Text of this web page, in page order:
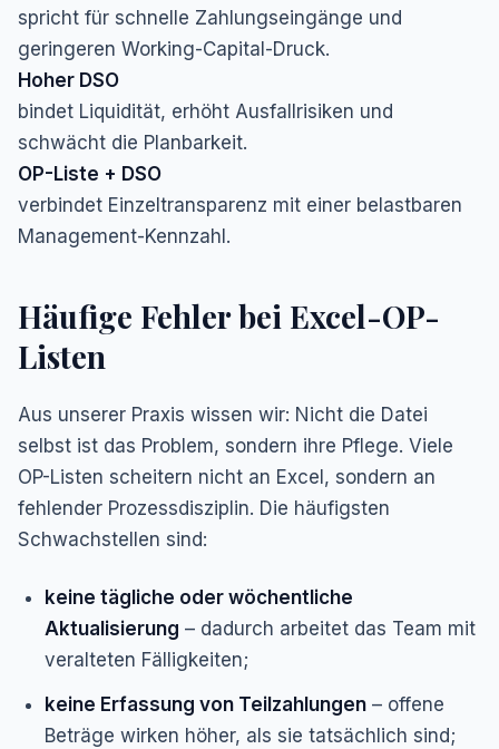
spricht für schnelle Zahlungseingänge und
geringeren Working-Capital-Druck.
Hoher DSO
bindet Liquidität, erhöht Ausfallrisiken und
schwächt die Planbarkeit.
OP-Liste + DSO
verbindet Einzeltransparenz mit einer belastbaren
Management-Kennzahl.
Häufige Fehler bei Excel-OP-
Listen
Aus unserer Praxis wissen wir: Nicht die Datei
selbst ist das Problem, sondern ihre Pflege. Viele
OP-Listen scheitern nicht an Excel, sondern an
fehlender Prozessdisziplin. Die häufigsten
Schwachstellen sind:
keine tägliche oder wöchentliche
Aktualisierung – dadurch arbeitet das Team mit
veralteten Fälligkeiten;
keine Erfassung von Teilzahlungen – offene
Beträge wirken höher, als sie tatsächlich sind;